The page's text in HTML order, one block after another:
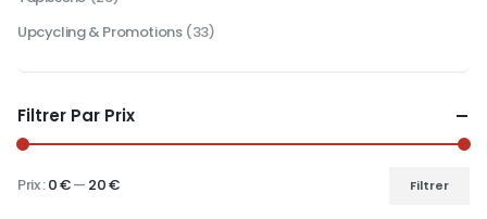
Upcycling & Promotions (33)
Filtrer Par Prix
Filtrer
Prix :0 €— 20 €